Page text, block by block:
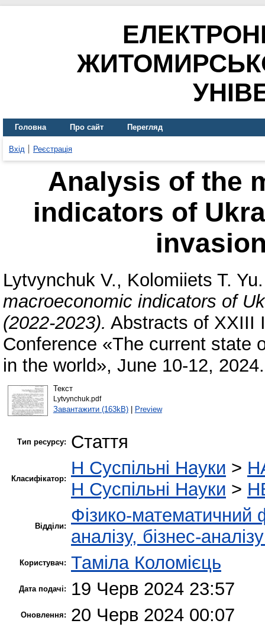
Головна Про сайт Перегляд
Вхід Реєстрація
Analysis of the
indicators of
Lytvynchuk V., Kolomiiets T. Yu.
macroeconomic indicators of
(2022-2023). Abstracts of XXIII
Conference «The current state
in the world», June 10-12,
Текст
Lytvynchuk.pdf
Завантажити (163kB)| Preview
Тип ресурсу: Стаття
Класифікатор:
H Суспільні Науки >
H Суспільні Науки >
Відділи:
Фізико-математичний
аналізу, бізнес-
Користувач: Таміла Коломієць
Дата подачі: 19 Черв 2024 23:57
Оновлення: 20 Черв 2024 00:07